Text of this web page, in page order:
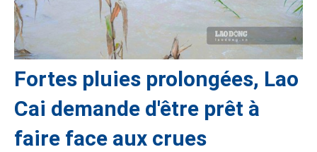
Fortes pluies prolongées, Lao
Cai demande d'être prêt à
faire face aux crues